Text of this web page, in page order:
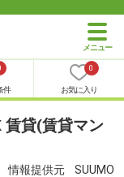
件
0
お気に入り
賃貸(賃貸マン
情報提供元 SUUMO